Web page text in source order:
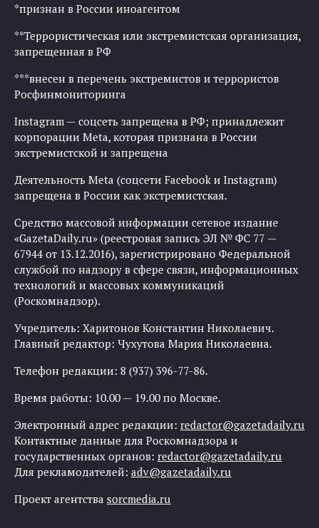
*признан в России иноагентом
**Террористическая или экстремистская организация,
запрещенная в РФ
***внесен в перечень экстремистов и террористов
Росфинмониторинга
Instagram — соцсеть запрещена в РФ; принадлежит
корпорации Meta, которая признана в России
экстремистской и запрещена
Деятельность Meta (соцсети Facebook и Instagram)
запрещена в России как экстремистская.
Средство массовой информации сетевое издание
«GazetaDaily.ru» (реестровая запись ЭЛ № ФС 77 —
67944 от 13.12.2016), зарегистрировано Федеральной
службой по надзору в сфере связи, информационных
технологий и массовых коммуникаций
(Роскомнадзор).
Учредитель: Харитонов Константин Николаевич.
Главный редактор: Чухутова Мария Николаевна.
Телефон редакции: 8 (937) 396-77-86.
Время работы: 10.00 — 19.00 по Москве.
Электронный адрес редакции: redactor@gazetadaily.ru
Контактные данные для Роскомнадзора и
государственных органов: redactor@gazetadaily.ru
Для рекламодателей: adv@gazetadaily.ru
Проект агентства sorcmedia.ru